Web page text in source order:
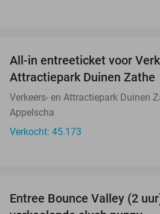
All-in entreeticket voor
Attractiepark Duinen Zathe
Verkeers- en Attractiepark Duinen
Appelscha
Verkocht: 45.173
Entree Bounce Valley (2